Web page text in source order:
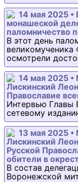
14 мая 2025
монашеской
паломничество
В этот день
великомученика
осмотрели
14 мая 2025
Лискинский
Православие
Интервью Главы
сетевому
13 мая 2025
Лискинский
Русской
обители в
В состав
Воронежской